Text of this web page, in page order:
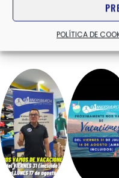
POLÍTICA DE